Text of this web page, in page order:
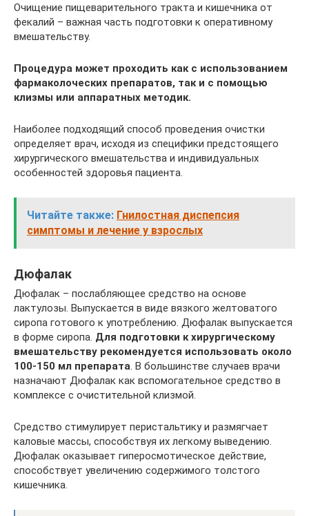
Очищение пищеварительного тракта и кишечника от
фекалий – важная часть подготовки к оперативному
вмешательству.
Процедура может проходить как с использованием
фармаколоческих препаратов, так и с помощью
клизмы или аппаратных методик.
Наиболее подходящий способ проведения очистки
определяет врач, исходя из специфики предстоящего
хирургического вмешательства и индивидуальных
особенностей здоровья пациента.
Читайте также: Гнилостная диспепсия
симптомы и лечение у взрослых
Дюфалак
Дюфалак – послабляющее средство на основе
лактулозы. Выпускается в виде вязкого желтоватого
сиропа готового к употреблению. Дюфалак выпускается
в форме сиропа. Для подготовки к хирургическому
вмешательству рекомендуется использовать около
100-150 мл препарата . В большинстве случаев врачи
назначают Дюфалак как вспомогательное средство в
комплексе с очистительной клизмой.
Средство стимулирует перистальтику и размягчает
каловые массы, способствуя их легкому выведению.
Дюфалак оказывает гиперосмотическое действие,
способствует увеличению содержимого толстого
кишечника.